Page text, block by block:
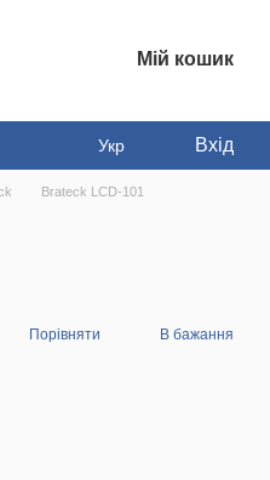
Мій кошик
Укр Вхід
Brateck LCD-101
Порівняти В бажання